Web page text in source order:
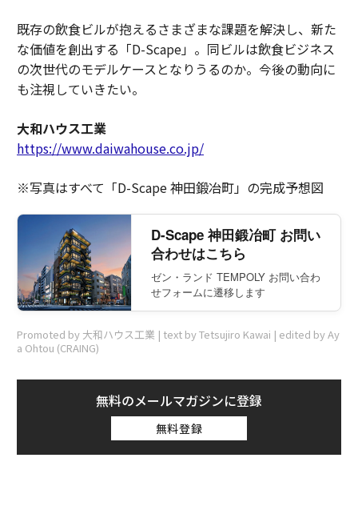
既存の飲食ビルが抱えるさまざまな課題を解決し、新た
な価値を創出する「D-Scape」。同ビルは飲食ビジネス
の次世代のモデルケースとなりうるのか。今後の動向に
も注視していきたい。
大和ハウス工業
https://www.daiwahouse.co.jp/
※写真はすべて「D-Scape 神田鍛冶町」の完成予想図
D-Scape 神田鍛冶町 お問い
合わせはこちら
ゼン・ランド TEMPOLY お問い合わ
せフォームに遷移します
Promoted by 大和ハウス工業 | text by Tetsujiro Kawai | edited by Ay
a Ohtou (CRAING)
無料のメールマガジンに登録
無料登録